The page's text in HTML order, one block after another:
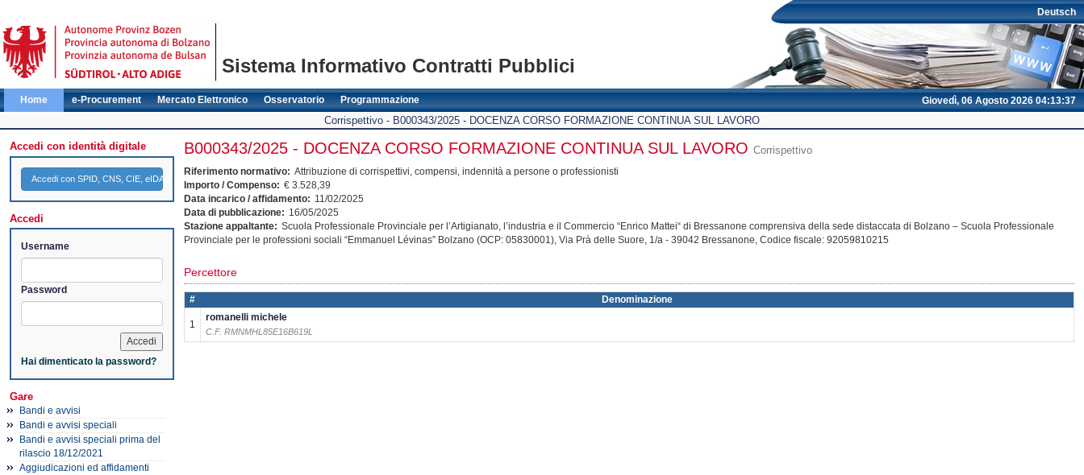
Sistema Informativo Contratti Pubblici
Deutsch
Giovedì, 06 Agosto 2026 04:13:37
Home e-Procurement Mercato Elettronico Osservatorio Programmazione
Corrispettivo - B000343/2025 - DOCENZA CORSO FORMAZIONE CONTINUA SUL LAVORO
Accedi con identità digitale
Accedi con SPID, CNS, CIE, eIDAS
Accedi
Username
Password
Hai dimenticato la password?
Gare
Bandi e avvisi
Bandi e avvisi speciali
Bandi e avvisi speciali prima del
rilascio 18/12/2021
Aggiudicazioni ed affidamenti
B000343/2025 - DOCENZA CORSO FORMAZIONE CONTINUA SUL LAVORO Corrispettivo
Riferimento normativo: Attribuzione di corrispettivi, compensi, indennità a persone o professionisti
Importo / Compenso: € 3.528,39
Data incarico / affidamento: 11/02/2025
Data di pubblicazione: 16/05/2025
Stazione appaltante: Scuola Professionale Provinciale per l’Artigianato, l’industria e il Commercio “Enrico Mattei“ di Bressanone comprensiva della sede distaccata di Bolzano – Scuola Professionale
Provinciale per le professioni sociali “Emmanuel Lévinas” Bolzano (OCP: 05830001), Via Prà delle Suore, 1/a - 39042 Bressanone, Codice fiscale: 92059810215
Percettore
# Denominazione
1
romanelli michele
C.F. RMNMHL85E16B619L